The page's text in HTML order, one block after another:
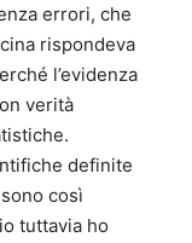
errori, che
rispondeva
l’evidenza
verità
definite
così
tuttavia ho